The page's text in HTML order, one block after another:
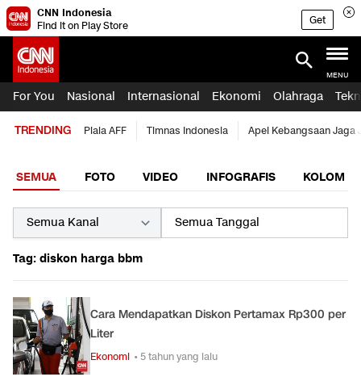
CNN Indonesia
Find it on Play Store
Get
MENU
For You Nasional Internasional Ekonomi Olahraga
TRENDING Piala AFF Timnas Indonesia Apel Kebangsaan Jaga
SEMUA FOTO VIDEO INFOGRAFIS KOLOM
Tag: diskon harga bbm
Cara Mendapatkan Diskon Pertamax Rp300 per
Liter
Ekonomi • 5 tahun yang lalu